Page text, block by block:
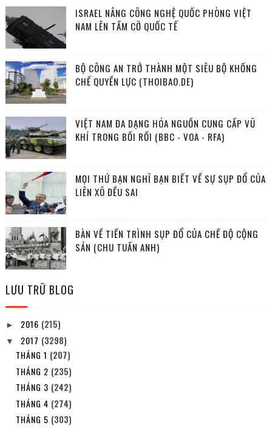
ISRAEL NÂNG CÔNG NGHỆ QUỐC PHÒNG VIỆT
NAM LÊN TẦM CỠ QUỐC TẾ
BỘ CÔNG AN TRỞ THÀNH MỘT SIÊU BỘ KHỐNG
CHẾ QUYỀN LỰC (THOIBAO.DE)
VIỆT NAM ĐA DẠNG HÓA NGUỒN CUNG CẤP VŨ
KHÍ TRONG BỐI RỐI (BBC - VOA - RFA)
MỌI THỨ BẠN NGHĨ BẠN BIẾT VỀ SỰ SỤP ĐỔ CỦA
LIÊN XÔ ĐỀU SAI
BÀN VỀ TIẾN TRÌNH SỤP ĐỔ CỦA CHẾ ĐỘ CỘNG
SẢN (CHU TUẤN ANH)
LƯU TRỮ BLOG
► 2016 (215)
▼ 2017 (3298)
THÁNG 1 (207)
THÁNG 2 (235)
THÁNG 3 (242)
THÁNG 4 (274)
THÁNG 5 (303)